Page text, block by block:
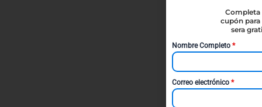
Completa
cupón para
sera
Nombre Completo *
Correo electrónico *